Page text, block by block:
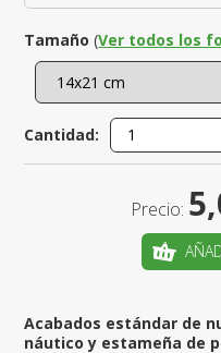
Tamaño (Ver todos los
Cantidad:
Precio:
Acabados estándar de
náutico y estameña de